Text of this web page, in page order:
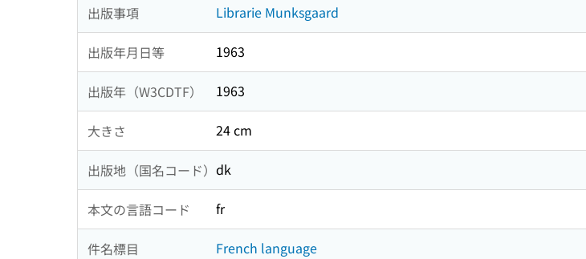
出版事項 Librarie Munksgaard
出版年月日等 1963
出版年（W3CDTF） 1963
大きさ 24 cm
出版地（国名コード） dk
本文の言語コード fr
件名標目
French language